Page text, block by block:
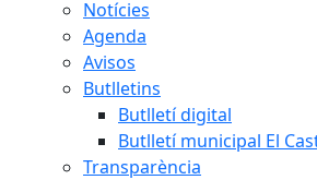
Notícies
Agenda
Avisos
Butlletins
Butlletí digital
Butlletí municipal El
Transparència